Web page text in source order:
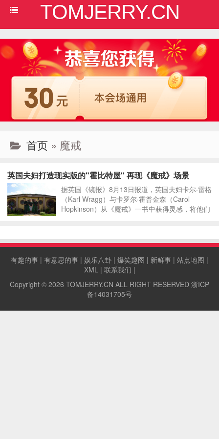
TOMJERRY.CN
首页 » 魔戒
英国夫妇打造现实版的"霍比特屋" 再现《魔戒》场景
据英国《镜报》8月13日报道，英国夫妇卡尔·雷格
（Karl Wragg）与卡罗尔·霍普金森（Carol
Hopkinson）从《魔戒》一书中获得灵感，将他们
验。
有趣的事 | 有意思的事 | 娱乐八卦 | 爆笑趣图 | 新鲜事 | 站点地图 |
XML| 联系我们 |
Copyright © 2026 TOMJERRY.CN ALL RIGHT RESERVED 浙ICP
备14031705号